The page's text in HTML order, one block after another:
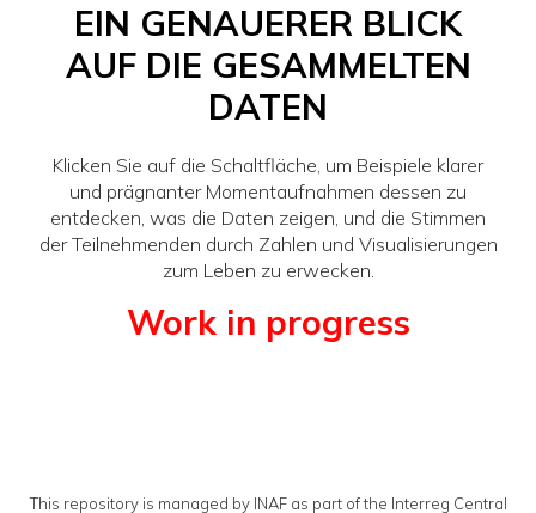
EIN GENAUERER BLICK
AUF DIE GESAMMELTEN
DATEN
Klicken Sie auf die Schaltfläche, um Beispiele klarer
und prägnanter Momentaufnahmen dessen zu
entdecken, was die Daten zeigen, und die Stimmen
der Teilnehmenden durch Zahlen und Visualisierungen
zum Leben zu erwecken.
Work in progress
This repository is managed by INAF as part of the Interreg Central